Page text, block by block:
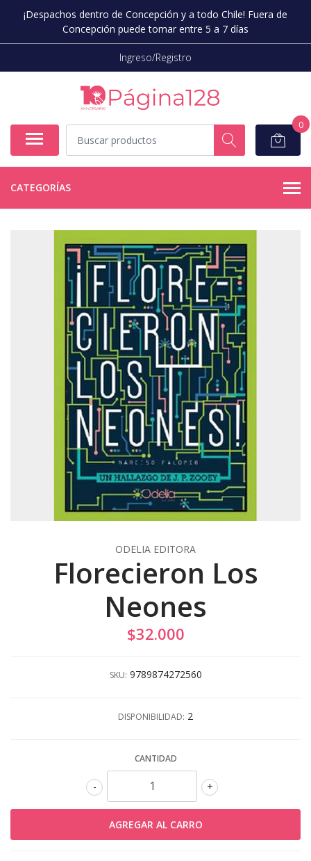
¡Despachos dentro de Concepción y a todo Chile! Fuera de
Concepción puede tomar entre 5 a 7 días
Ingreso/Registro
0
CATEGORÍAS
ODELIA EDITORA
Florecieron Los
Neones
$32.000
SKU: 9789874272560
DISPONIBILIDAD: 2
CANTIDAD
+
-